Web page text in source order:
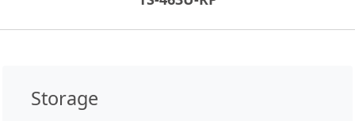
Storage